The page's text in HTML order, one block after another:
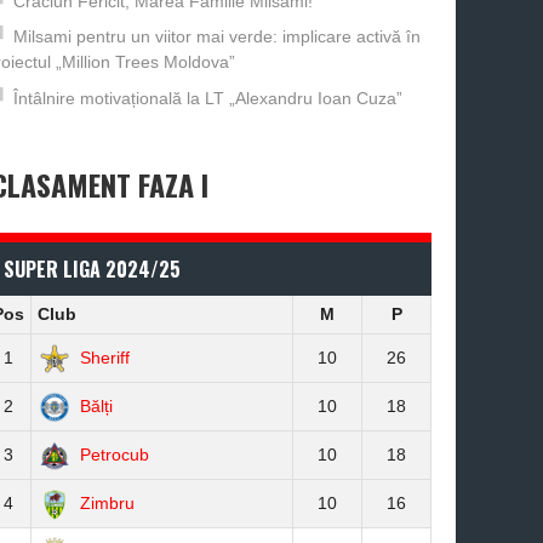
Milsami pentru un viitor mai verde: implicare activă în
„Million Trees Moldova”
Întâlnire motivațională la LT „Alexandru Ioan Cuza”
FAZA I
SUPER LIGA 2024/25
Club M P
1 Sheriff 10 26
2 Bălți 10 18
3 Petrocub 10 18
4 Zimbru 10 16